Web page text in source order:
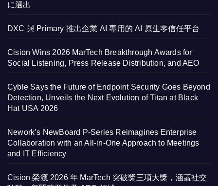
に選出
DXC 與 Primary 推出企業 AI 專用的 AI 原生零信任平台
Cision Wins 2026 MarTech Breakthrough Awards for
Social Listening, Press Release Distribution, and AEO
Cyble Says the Future of Endpoint Security Goes Beyond
Detection, Unveils the Next Evolution of Titan at Black
Hat USA 2026
Nework’s NewBoard P-Series Reimagines Enterprise
Collaboration with an All-in-One Approach to Meetings
and IT Efficiency
Cision 榮獲 2026 年 MarTech 突破獎三項大獎，涵蓋社交